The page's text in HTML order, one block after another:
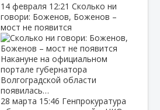
14 февраля 12:21 Сколько ни
говори: Боженов, Боженов –
мост не появится
Накануне на официальном
портале губернатора
Волгоградской области
появилась…
28 марта 15:46 Генпрокуратура